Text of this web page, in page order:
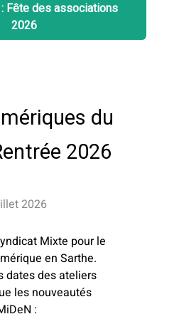
Fête des associations
2026
du
2026
2026
Mixte pour le
en Sarthe.
dates des ateliers
les nouveautés
: